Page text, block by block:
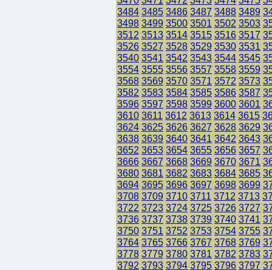
3484 3485 3486 3487 3488 3489
3498 3499 3500 3501 3502 3503
3512 3513 3514 3515 3516 3517
3526 3527 3528 3529 3530 3531
3540 3541 3542 3543 3544 3545
3554 3555 3556 3557 3558 3559
3568 3569 3570 3571 3572 3573
3582 3583 3584 3585 3586 3587
3596 3597 3598 3599 3600 3601
3610 3611 3612 3613 3614 3615
3624 3625 3626 3627 3628 3629
3638 3639 3640 3641 3642 3643
3652 3653 3654 3655 3656 3657
3666 3667 3668 3669 3670 3671
3680 3681 3682 3683 3684 3685
3694 3695 3696 3697 3698 3699
3708 3709 3710 3711 3712 3713
3722 3723 3724 3725 3726 3727
3736 3737 3738 3739 3740 3741
3750 3751 3752 3753 3754 3755
3764 3765 3766 3767 3768 3769
3778 3779 3780 3781 3782 3783
3792 3793 3794 3795 3796 3797